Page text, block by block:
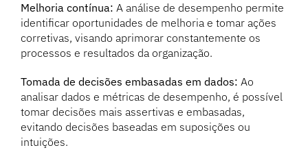
Melhoria contínua: A análise de desempenho permite
identificar oportunidades de melhoria e tomar ações
corretivas, visando aprimorar constantemente os
processos e resultados da organização.
Tomada de decisões embasadas em dados: Ao
analisar dados e métricas de desempenho, é possível
tomar decisões mais assertivas e embasadas,
evitando decisões baseadas em suposições ou
intuições.